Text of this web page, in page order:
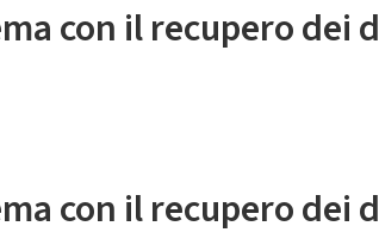
con il recupero dei
con il recupero dei